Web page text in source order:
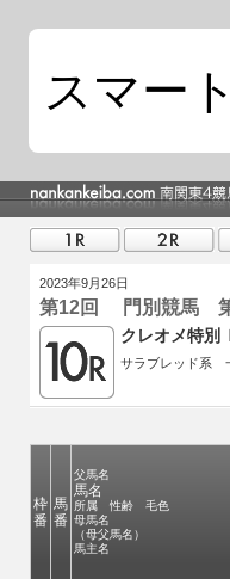
スマー
2023年9月26日
第12回 門別競馬
クレオメ特
サラブレッド系
枠
番
馬
番
父馬名
馬名
所属 性齢 毛色
母馬名
（母父馬名）
馬主名